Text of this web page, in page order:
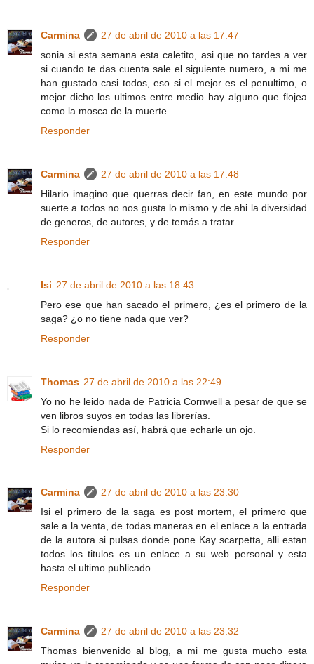
Carmina
27 de abril de 2010 a las 17:47
sonia si esta semana esta caletito, asi que no tardes a ver
si cuando te das cuenta sale el siguiente numero, a mi me
han gustado casi todos, eso si el mejor es el penultimo, o
mejor dicho los ultimos entre medio hay alguno que flojea
como la mosca de la muerte...
Responder
Carmina
27 de abril de 2010 a las 17:48
Hilario imagino que querras decir fan, en este mundo por
suerte a todos no nos gusta lo mismo y de ahi la diversidad
de generos, de autores, y de temás a tratar...
Responder
Isi 27 de abril de 2010 a las 18:43
Pero ese que han sacado el primero, ¿es el primero de la
saga? ¿o no tiene nada que ver?
Responder
Thomas 27 de abril de 2010 a las 22:49
Yo no he leido nada de Patricia Cornwell a pesar de que se
ven libros suyos en todas las librerías.
Si lo recomiendas así, habrá que echarle un ojo.
Responder
Carmina
27 de abril de 2010 a las 23:30
Isi el primero de la saga es post mortem, el primero que
sale a la venta, de todas maneras en el enlace a la entrada
de la autora si pulsas donde pone Kay scarpetta, alli estan
todos los titulos es un enlace a su web personal y esta
hasta el ultimo publicado...
Responder
Carmina
27 de abril de 2010 a las 23:32
Thomas bienvenido al blog, a mi me gusta mucho esta